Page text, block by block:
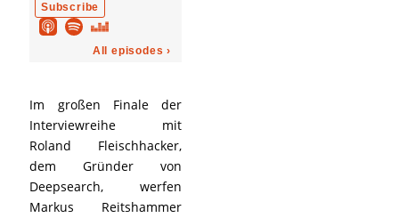
Im großen Finale der
Interviewreihe mit
Roland Fleischhacker,
dem Gründer von
Deepsearch, werfen
Markus Reitshammer